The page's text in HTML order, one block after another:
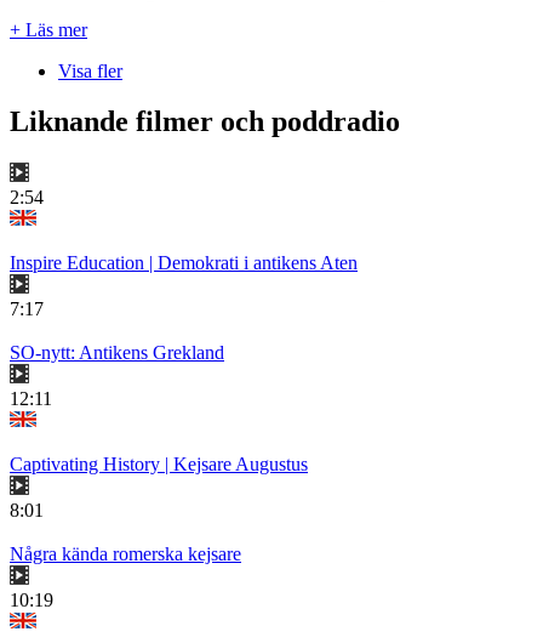
+ Läs mer
Visa fler
Liknande filmer och poddradio
2:54
Inspire Education | Demokrati i antikens Aten
7:17
SO-nytt: Antikens Grekland
12:11
Captivating History | Kejsare Augustus
8:01
Några kända romerska kejsare
10:19